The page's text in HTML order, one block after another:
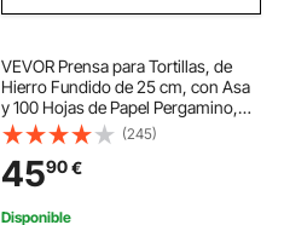
VEVOR Prensa para Tortillas, de
Hierro Fundido de 25 cm, con Asa
y 100 Hojas de Papel Pergamino,
para Masa de Tacos y Tortillas de
Harina, Construcción de Servicio
Pesado, 310 x 248 x 130 mm
(245)
4590€
Disponible